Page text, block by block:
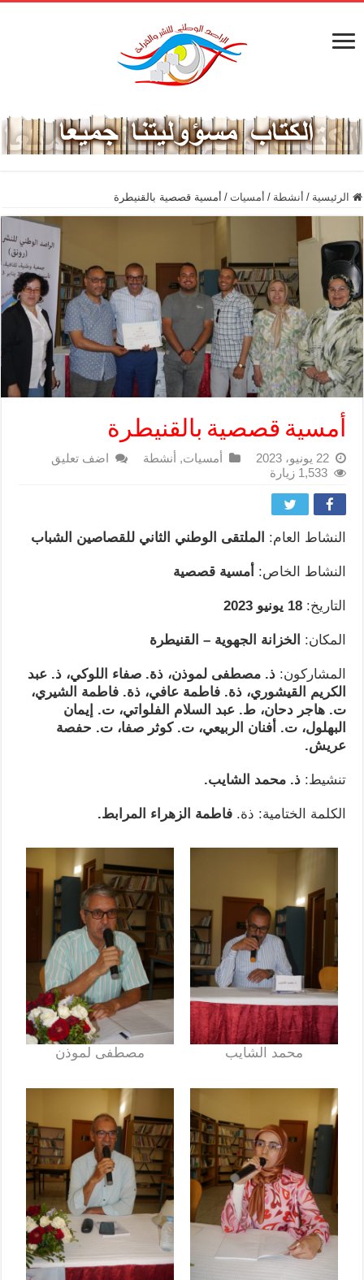
الرئيسية / أنشطة / أمسيات / أمسية قصصية بالقنيطرة
أمسية قصصية بالقنيطرة
22 يونيو، 2023 أمسيات, أنشطة
اضف تعليق
1,533 زيارة
النشاط العام: الملتقى الوطني الثاني للقصاصين الشباب
النشاط الخاص: أمسية قصصية
التاريخ:18 يونيو 2023
المكان: الخزانة الجهوية – القنيطرة
المشاركون:ذ. مصطفى لموذن، ذة. صفاء اللوكي، ذ. عبد
الكريم القيشوري، ذة. فاطمة عافي، ذة. فاطمة الشيري،
ت. هاجر دحان، ط. عبد السلام الفلواتي، ت. إيمان
البهلول، ت. أفنان الربيعي، ت. كوثر صفا، ت. حفصة
عريش.
تنشيط:ذ. محمد الشايب.
الكلمة الختامية: ذة.فاطمة الزهراء المرابط.
محمد الشايب مصطفى لموذن